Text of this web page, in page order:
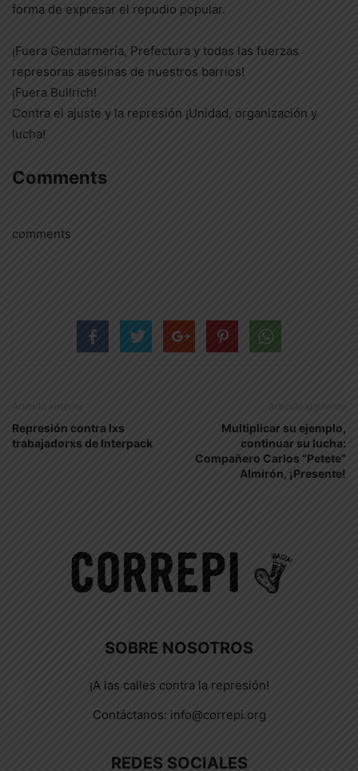
forma de expresar el repudio popular.
¡Fuera Gendarmería, Prefectura y todas las fuerzas
represoras asesinas de nuestros barrios!
¡Fuera Bullrich!
Contra el ajuste y la represión ¡Unidad, organización y
lucha!
Comments
comments
Artículo anterior
Represión contra lxs
trabajadorxs de Interpack
Artículo siguiente
Multiplicar su ejemplo,
continuar su lucha:
Compañero Carlos “Petete”
Almirón, ¡Presente!
SOBRE NOSOTROS
¡A las calles contra la represión!
Contáctanos: info@correpi.org
REDES SOCIALES